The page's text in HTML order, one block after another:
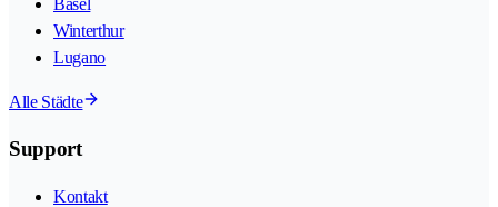
Winterthur
Lugano
Alle Städte
Support
Kontakt